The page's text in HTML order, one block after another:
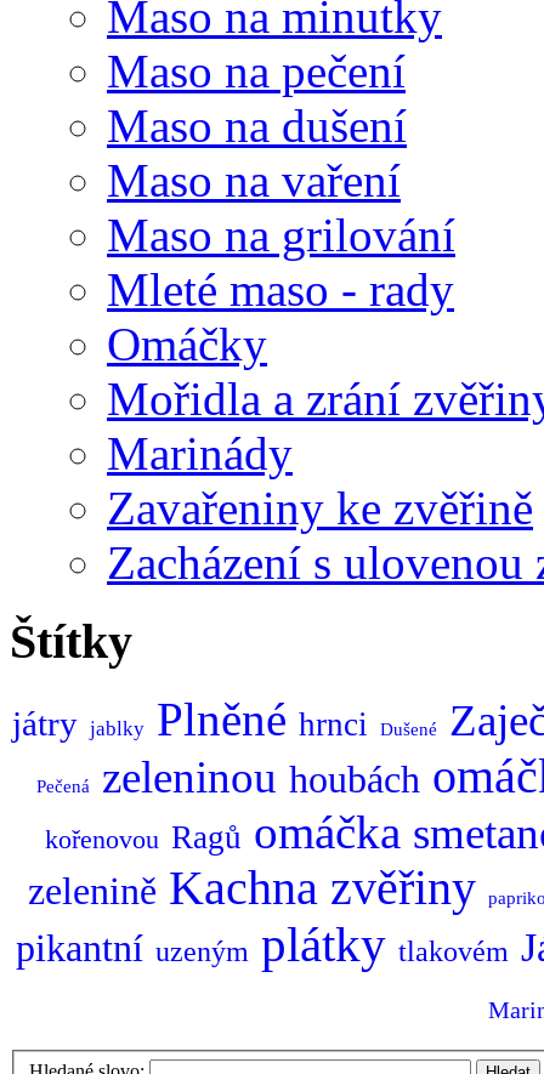
Maso na minutky
Maso na pečení
Maso na dušení
Maso na vaření
Maso na grilování
Mleté maso - rady
Omáčky
Mořidla a zrání
Marinády
Zavařeniny ke zvěřině
Zacházení s ulovenou
Štítky
játry jablky Plněné hrnci Dušené
Pečená zeleninou houbách
kořenovou Ragů omáčka
zelenině Kachna zvěřiny
pikantní uzeným plátky tlakovém